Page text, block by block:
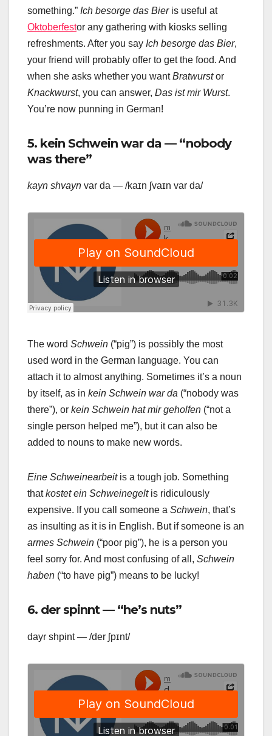
something.” Ich besorge das Bieris useful at
Oktoberfestor any gathering with kiosks selling
refreshments. After you say Ich besorge das Bier,
your friend will probably offer to get the food. And
when she asks whether you wantBratwurstor
Knackwurst, you can answer, Das ist mir Wurst.
You’re now punning in German!
5. kein Schwein war da — “nobody
was there”
kayn shvayn var da — /kaɪn ʃvaɪn var da/
The word Schwein (“pig”) is possibly the most
used word in the German language. You can
attach it to almost anything. Sometimes it’s a noun
by itself, as in kein Schwein war da (“nobody was
there”), or kein Schwein hat mir geholfen (“not a
single person helped me”), but it can also be
added to nouns to make new words.
Eine Schweinearbeitis a tough job. Something
thatkostet ein Schweinegeltis ridiculously
expensive. If you call someone a Schwein, that’s
as insulting as it is in English. But if someone is an
armes Schwein (“poor pig”), he is a person you
feel sorry for. And most confusing of all, Schwein
haben (“to have pig”) means to be lucky!
6. der spinnt — “he’s nuts”
dayr shpint — /der ʃpɪnt/